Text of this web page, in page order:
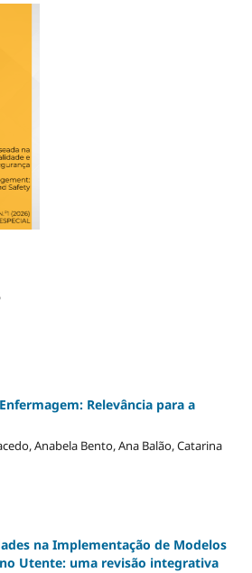
Relevância para a
Anabela Bento, Ana Balão, Catarina
na Implementação de Modelos
Utente: uma revisão integrativa